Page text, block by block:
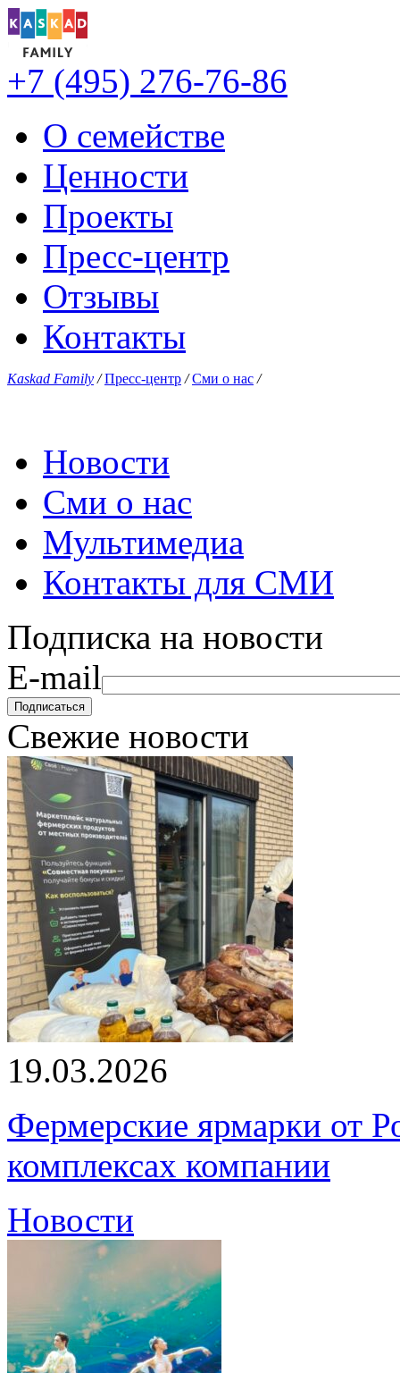
+7 (495) 276-76-86
О семействе
Ценности
Проекты
Пресс-центр
Отзывы
Контакты
Kaskad Family / Пресс-центр / Сми о нас /
Новости
Сми о нас
Мультимедиа
Контакты для СМИ
Подписка на новости
E-mail
Свежие новости
19.03.2026
Фермерские ярмарки от
комплексах компании
Новости